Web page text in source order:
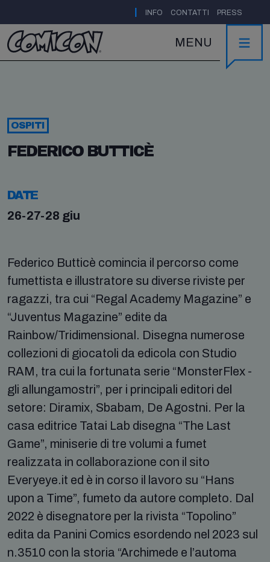
INFO CONTATTI PRESS
MENU
OSPITI
FEDERICO BUTTICÈ
DATE
26-27-28 giu
Federico Butticè comincia il percorso come
fumettista e illustratore su diverse riviste per
ragazzi, tra cui “Regal Academy Magazine” e
“Juventus Magazine” edite da
Rainbow/Tridimensional. Disegna numerose
collezioni di giocatoli da edicola con Studio
RAM, tra cui la fortunata serie “MonsterFlex -
gli allungamostri”, per i principali editori del
setore: Diramix, Sbabam, De Agostni. Per la
casa editrice Tatai Lab disegna “The Last
Game”, miniserie di tre volumi a fumet
realizzata in collaborazione con il sito
Everyeye.it ed è in corso il lavoro su “Hans
upon a Time”, fumeto da autore completo. Dal
2022 è disegnatore per la rivista “Topolino”
edita da Panini Comics esordendo nel 2023 sul
n.3510 con la storia “Archimede e l’automa